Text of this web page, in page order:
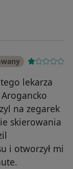
lekarza
na zegarek
skierowania
i otworzył mi